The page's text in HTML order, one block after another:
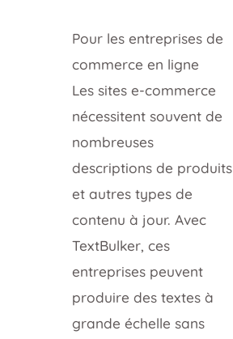
Pour les entreprises de
commerce en ligne
Les sites e-commerce
nécessitent souvent de
nombreuses
descriptions de produits
et autres types de
contenu à jour. Avec
TextBulker, ces
entreprises peuvent
produire des textes à
grande échelle sans